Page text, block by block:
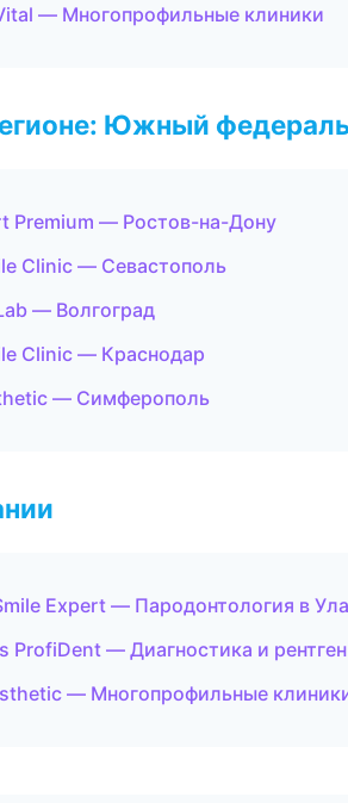
— Многопрофильные клиники
Южный
Premium — Ростов-на-Дону
Clinic — Севастополь
— Волгоград
Clinic — Краснодар
— Симферополь
Expert — Пародонтология в
ProfiDent — Диагностика и
— Многопрофильные